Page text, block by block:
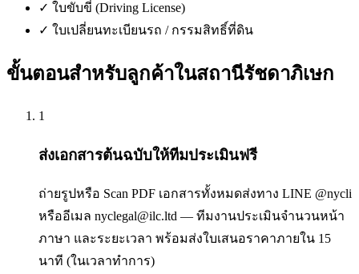
✓ ใบขับขี่ (Driving License)
✓ ใบเปลี่ยนทะเบียนรถ / กรรมสิทธิ์ที่ดิน
ขั้นตอนสำหรับลูกค้าในสถานีรัชดาภิเษก
1
ส่งเอกสารต้นฉบับให้ทีมประเมินฟรี
ถ่ายรูปหรือ Scan PDF เอกสารทั้งหมดส่งทาง LINE @nycli
หรืออีเมล nyclegal@ilc.ltd — ทีมงานประเมินจำนวนหน้า
ภาษา และระยะเวลา พร้อมส่งใบเสนอราคาภายใน 15
นาที (ในเวลาทำการ)